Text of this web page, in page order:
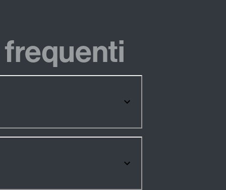
frequenti